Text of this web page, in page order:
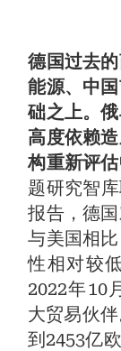
德国过去
能源、中
础之上。
高度依赖
构重新评估
题研究智
报告，德
与美国相
性相对较
2022年10
大贸易伙
到2453亿